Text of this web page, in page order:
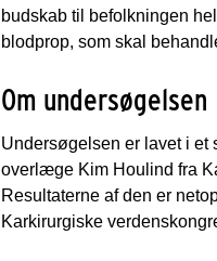
budskab til befolkningen
blodprop, som skal
Om undersøgelsen
Undersøgelsen er lavet i et
overlæge Kim Houlind fra
Resultaterne af den er
Karkirurgiske